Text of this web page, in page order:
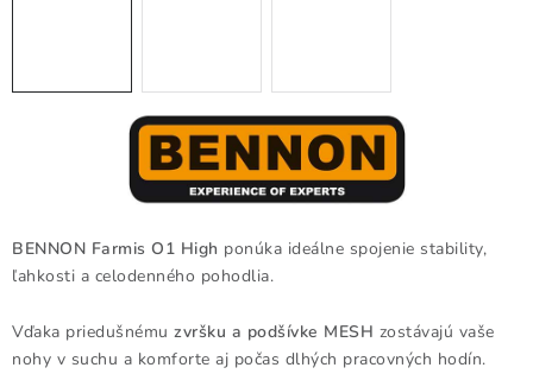
Často kladené otázky
INFORMÁCIE PRE ZÁKAZNÍKOV
BENNON Farmis O1 High ponúka ideálne spojenie stability,
ľahkosti a celodenného pohodlia.
Vďaka priedušnému zvršku a podšívke MESH zostávajú vaše
nohy v suchu a komforte aj počas dlhých pracovných hodín.